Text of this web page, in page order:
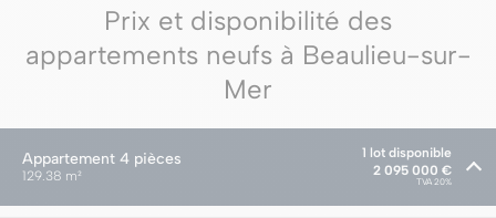
Prix et disponibilité des
appartements neufs à Beaulieu-sur-
Mer
Appartement 4 pièces
129.38 m²
1 lot disponible
2 095 000 €
TVA 20%